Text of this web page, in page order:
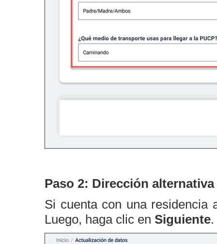
Paso 2: Dirección alternativa
Si cuenta con una residencia
Luego, haga clic en Siguiente.